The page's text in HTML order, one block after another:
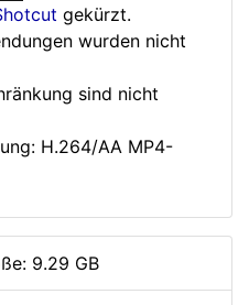
gekürzt.
wurden nicht
sind nicht
H.264/AA MP4-
9.29 GB